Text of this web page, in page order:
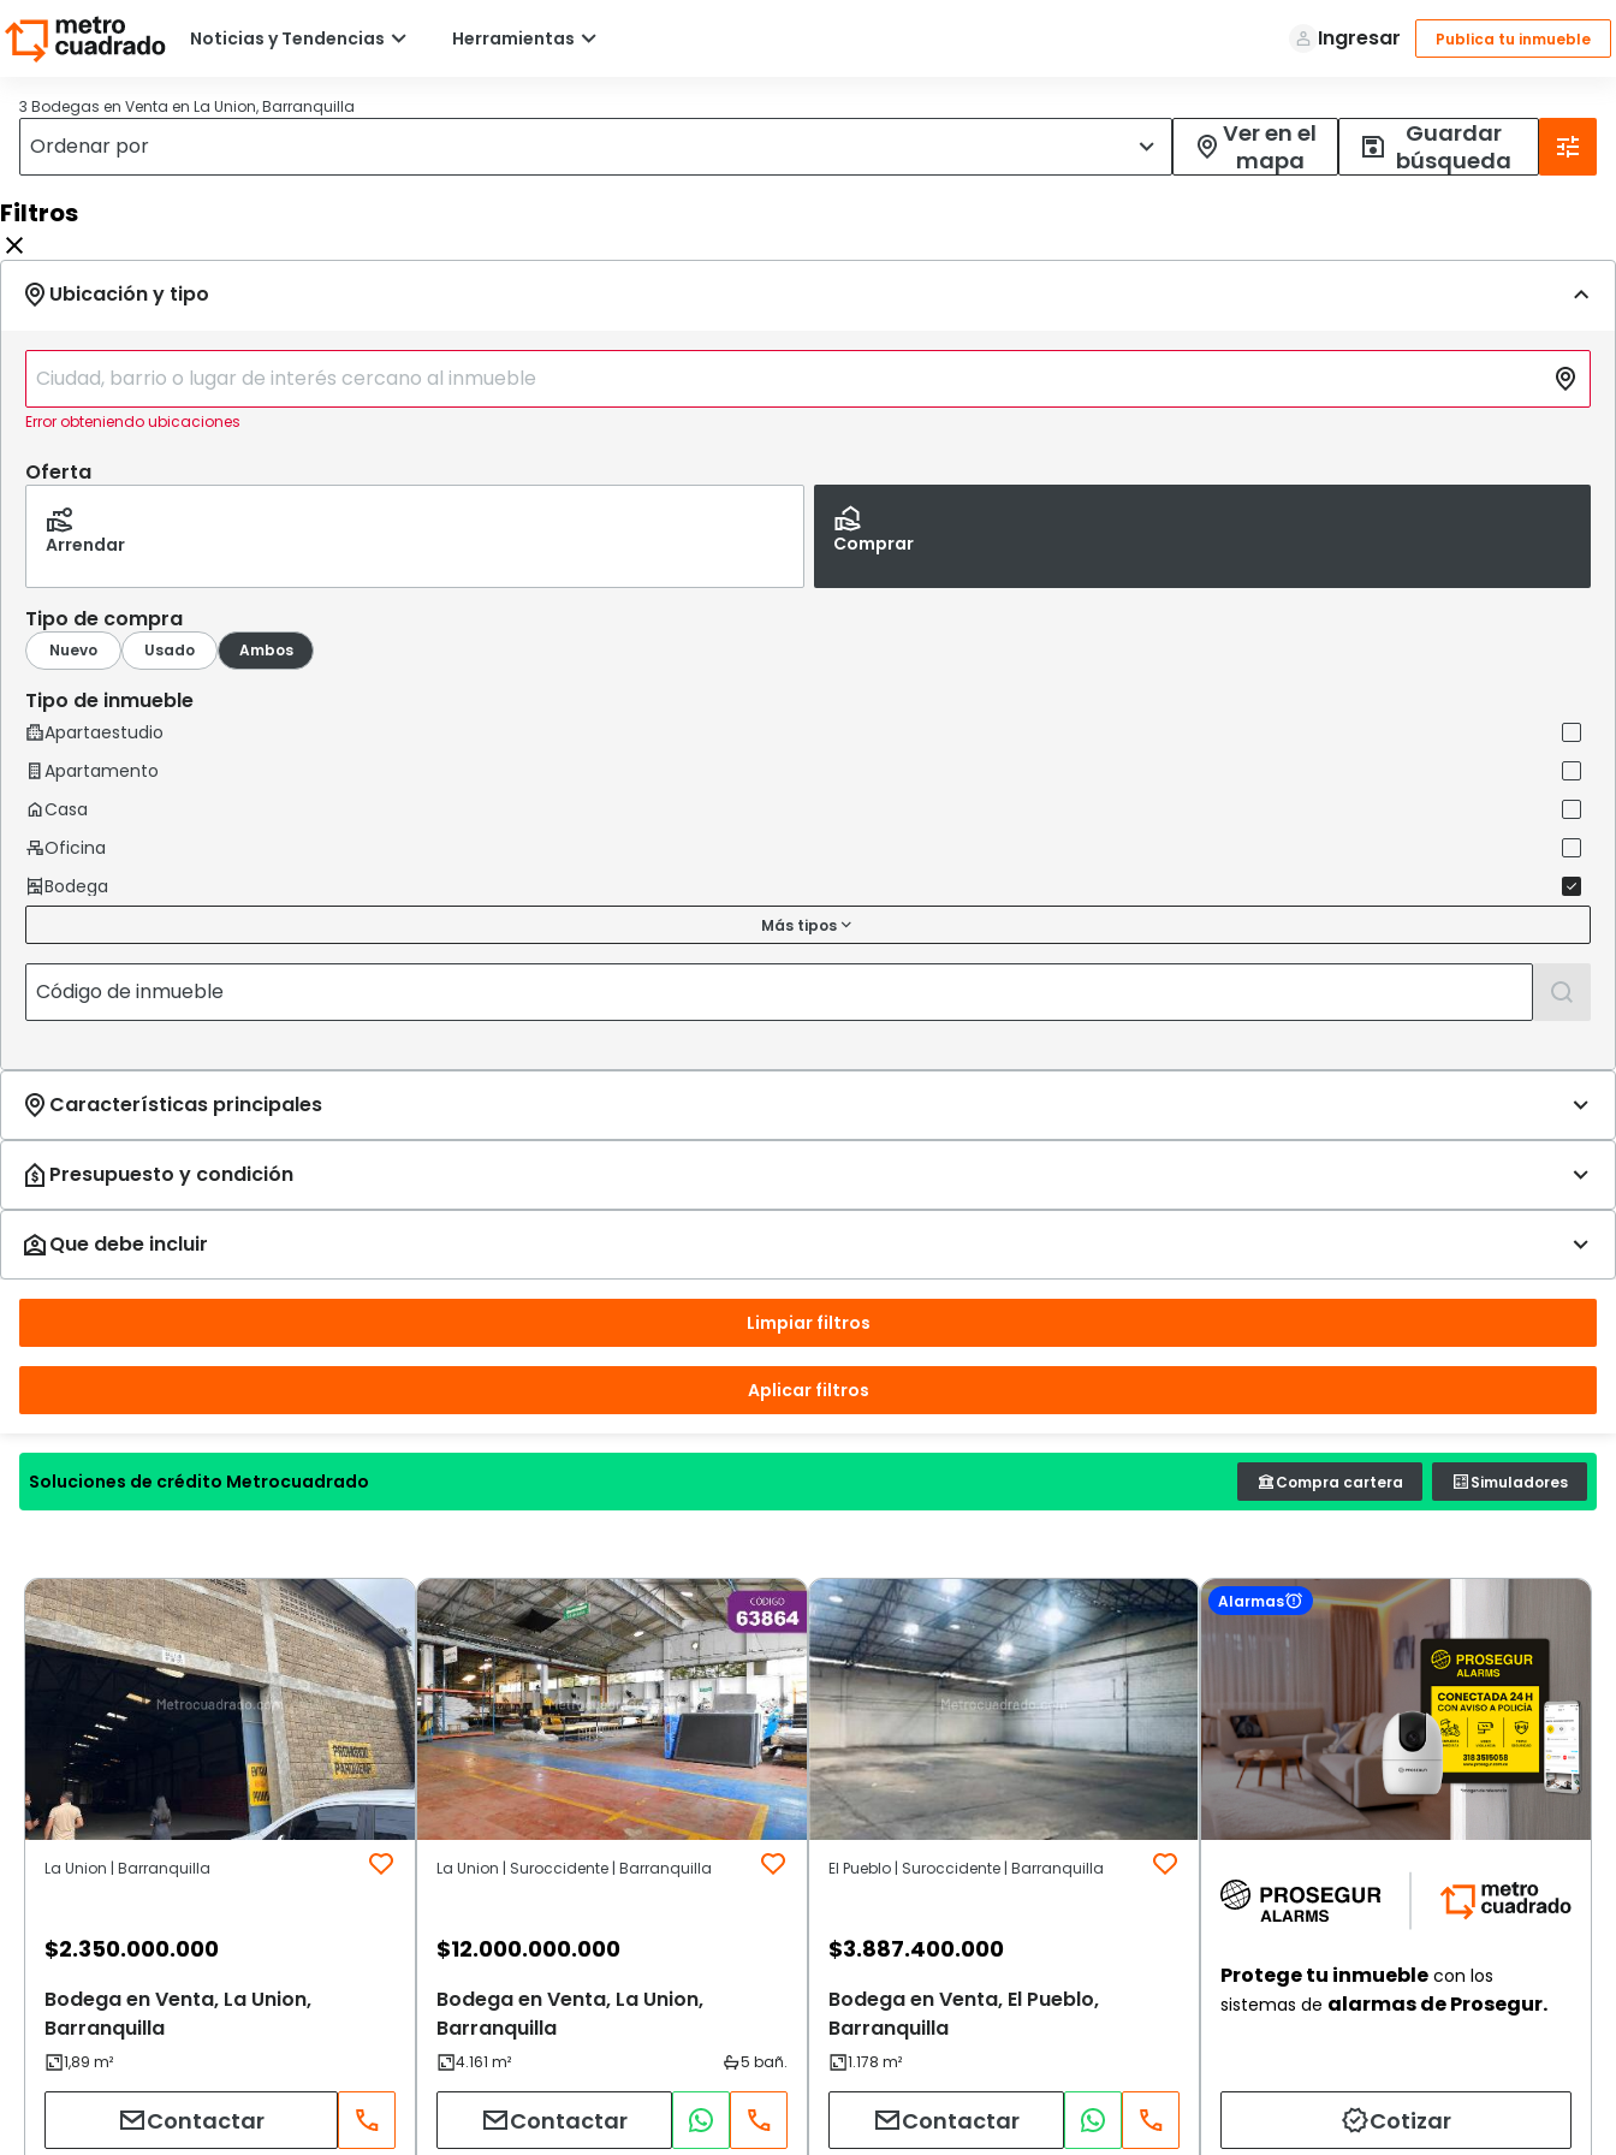
3 Bodegas en Venta en La Union, Barranquilla
Ver en el
mapa
Guardar
búsqueda
Filtros
Error obteniendo ubicaciones
Oferta
Arrendar Comprar
Tipo de compra
Tipo de inmueble
Más tipos
Limpiar filtros
Aplicar filtros
Soluciones de crédito Metrocuadrado Compra cartera Simuladores
La Union | Barranquilla
$2.350.000.000
Bodega en Venta, La Union,
Barranquilla
Contactar
La Union | Suroccidente | Barranquilla
$12.000.000.000
Bodega en Venta, La Union,
Barranquilla
Contactar
El Pueblo | Suroccidente | Barranquilla
$3.887.400.000
Bodega en Venta, El Pueblo,
Barranquilla
Contactar
Alarmas
Protege tu inmueble con los
sistemas de alarmas de Prosegur.
Cotizar